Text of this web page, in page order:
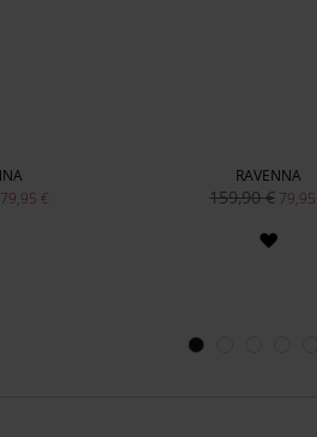
79,95 €
RAVENNA
159,90 €